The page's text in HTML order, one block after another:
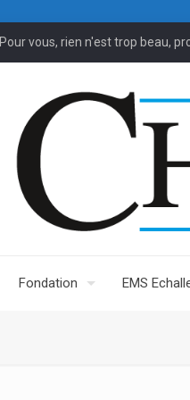
Pour vous, rien n'est trop beau,
Fondation EMS